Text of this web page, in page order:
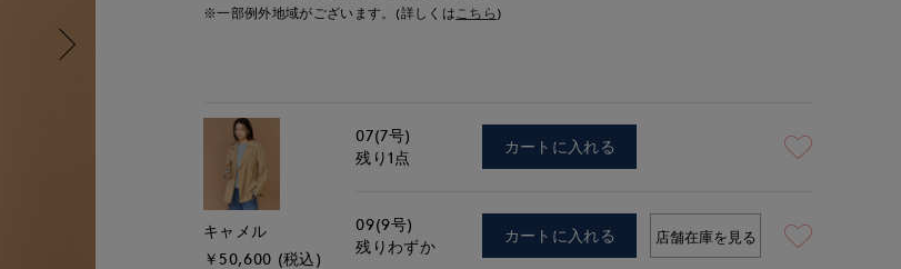
※一部例外地域がございます。(詳しくはこちら )
キャメル
￥50,600 (税込)
07(7号)
残り1点
カートに入れる
09(9号)
残りわずか
カートに入れる 店舗在庫を見る